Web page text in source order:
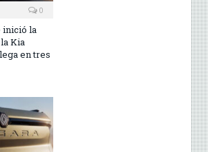
0
inició la
Kia
en tres